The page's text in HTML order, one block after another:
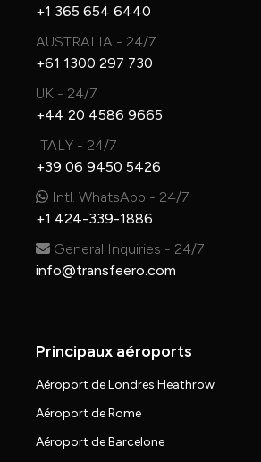
+1 365 654 6440
AUSTRALIA - 24/7
+61 1300 297 730
UK - 24/7
+44 20 4586 9665
ITALY - 24/7
+39 06 9450 5426
Intl. WhatsApp - 24/7
+1 424-339-1886
General Inquiries - 24/7
info@transfeero.com
Principaux aéroports
Aéroport de Londres Heathrow
Aéroport de Rome
Aéroport de Barcelone